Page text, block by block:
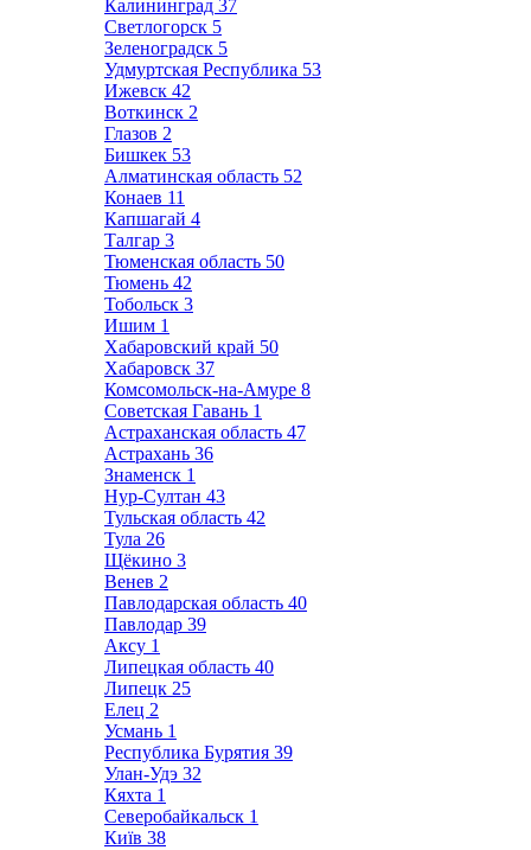
Калининград 37
Светлогорск 5
Зеленоградск 5
Удмуртская Республика 53
Ижевск 42
Воткинск 2
Глазов 2
Бишкек 53
Алматинская область 52
Конаев 11
Капшагай 4
Талгар 3
Тюменская область 50
Тюмень 42
Тобольск 3
Ишим 1
Хабаровский край 50
Хабаровск 37
Комсомольск-на-Амуре 8
Советская Гавань 1
Астраханская область 47
Астрахань 36
Знаменск 1
Нур-Султан 43
Тульская область 42
Тула 26
Щёкино 3
Венев 2
Павлодарская область 40
Павлодар 39
Аксу 1
Липецкая область 40
Липецк 25
Елец 2
Усмань 1
Республика Бурятия 39
Улан-Удэ 32
Кяхта 1
Северобайкальск 1
Київ 38